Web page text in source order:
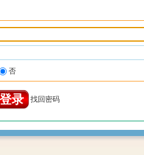
否
找回密码